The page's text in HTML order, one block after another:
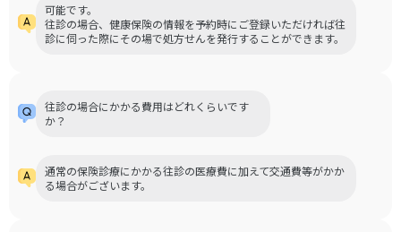
可能です。
往診の場合、健康保険の情報を予約時にご登録いただければ往
診に伺った際にその場で処方せんを発行することができます。
往診の場合にかかる費用はどれくらいです
か？
通常の保険診療にかかる往診の医療費に加えて交通費等がかか
る場合がございます。